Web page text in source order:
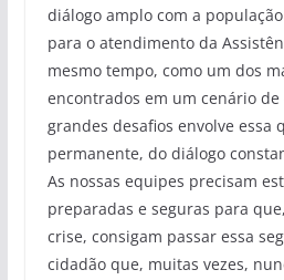
diálogo amplo com a
para o atendimento da
mesmo tempo, como um dos
encontrados em um cenário
grandes desafios envolve essa
permanente, do diálogo
As nossas equipes precisam
preparadas e seguras para
crise, consigam passar essa
cidadão que, muitas vezes,